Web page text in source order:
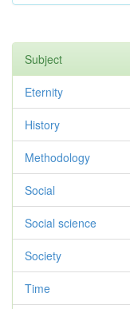
Subject
Eternity
History
Methodology
Social
Social science
Society
Time